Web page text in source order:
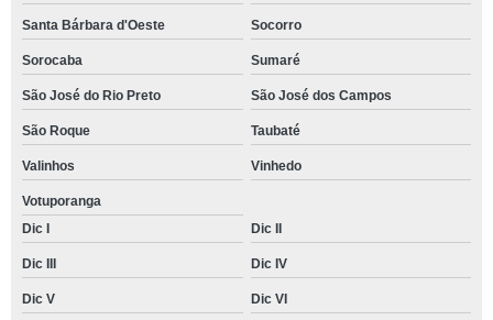
Santa Bárbara d'Oeste Socorro
Sorocaba Sumaré
São José do Rio Preto São José dos Campos
São Roque Taubaté
Valinhos Vinhedo
Votuporanga
Dic I
Dic II
Dic III Dic IV
Dic V Dic VI